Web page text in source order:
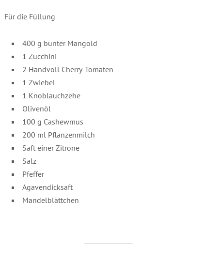
Für die Füllung
400 g bunter Mangold
1 Zucchini
2 Handvoll Cherry-Tomaten
1 Zwiebel
1 Knoblauchzehe
Olivenöl
100 g Cashewmus
200 ml Pflanzenmilch
Saft einer Zitrone
Salz
Pfeffer
Agavendicksaft
Mandelblättchen